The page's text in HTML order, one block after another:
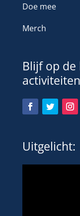
Doe mee
Merch
Blijf op de
Uitgelicht: